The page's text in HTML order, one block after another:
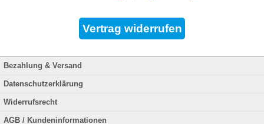
Bezahlung & Versand
Datenschutzerklärung
Widerrufsrecht
AGB / Kundeninformationen